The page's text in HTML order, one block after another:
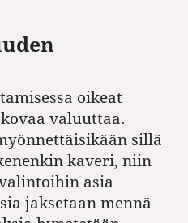
oikeat
valuuttaa.
sillä
kaveri, niin
asia
jaksetaan mennä